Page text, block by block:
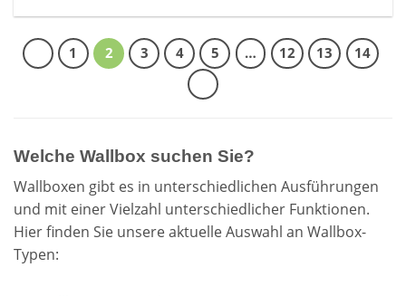
1 2 3 4 5 … 12 13 14
Welche Wallbox suchen Sie?
Wallboxen gibt es in unterschiedlichen Ausführungen
und mit einer Vielzahl unterschiedlicher Funktionen.
Hier finden Sie unsere aktuelle Auswahl an Wallbox-
Typen: